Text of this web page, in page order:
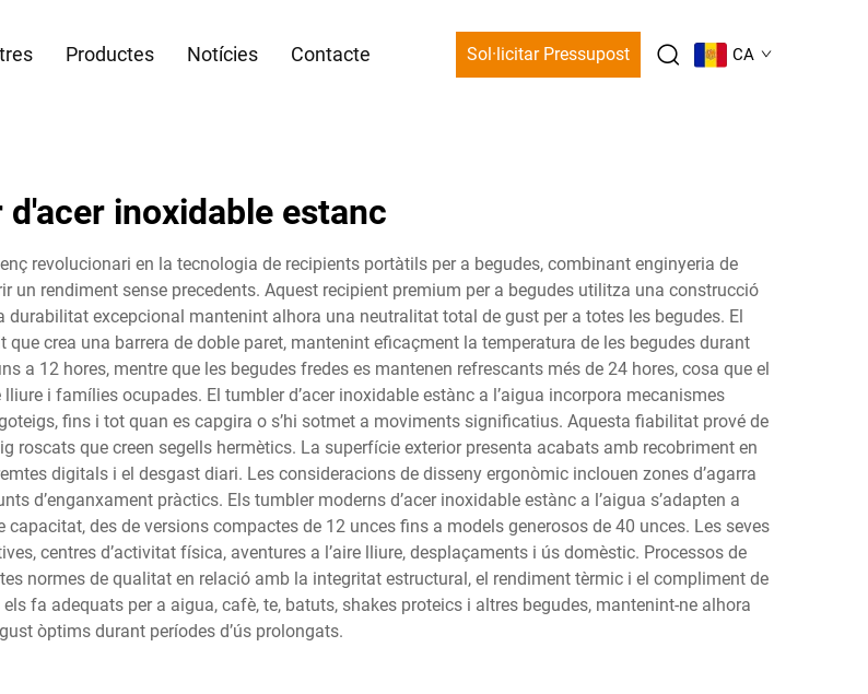
Productes Notícies Contacte Sol·licitar Pressupost CA
inoxidable estanc
revolucionari en la tecnologia de recipients portàtils per a begudes, combinant enginyeria de
un rendiment sense precedents. Aquest recipient premium per a begudes utilitza una construcció
excepcional mantenint alhora una neutralitat total de gust per a totes les begudes. El
crea una barrera de doble paret, mantenint eficaçment la temperatura de les begudes durant
a 12 hores, mentre que les begudes fredes es mantenen refrescants més de 24 hores, cosa que el
i famílies ocupades. El tumbler d’acer inoxidable estànc a l’aigua incorpora mecanismes
fins i tot quan es capgira o s’hi sotmet a moviments significatius. Aquesta fiabilitat prové de
roscats que creen segells hermètics. La superfície exterior presenta acabats amb recobriment en
digitals i el desgast diari. Les consideracions de disseny ergonòmic inclouen zones d’agarra
d’enganxament pràctics. Els tumbler moderns d’acer inoxidable estànc a l’aigua s’adapten a
des de versions compactes de 12 unces fins a models generosos de 40 unces. Les seves
centres d’activitat física, aventures a l’aire lliure, desplaçaments i ús domèstic. Processos de
normes de qualitat en relació amb la integritat estructural, el rendiment tèrmic i el compliment de
fa adequats per a aigua, cafè, te, batuts, shakes proteics i altres begudes, mantenint-ne alhora
òptims durant períodes d’ús prolongats.